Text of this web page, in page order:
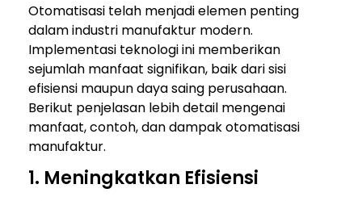
Otomatisasi telah menjadi elemen penting
dalam industri manufaktur modern.
Implementasi teknologi ini memberikan
sejumlah manfaat signifikan, baik dari sisi
efisiensi maupun daya saing perusahaan.
Berikut penjelasan lebih detail mengenai
manfaat, contoh, dan dampak otomatisasi
manufaktur.
1. Meningkatkan Efisiensi